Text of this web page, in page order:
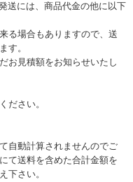
送には、商品代金の他に以下
る場合もありますので、送
す。
お見積額をお知らせいたし
ださい。
自動計算されませんのでご
て送料を含めた合計金額を
下さい。